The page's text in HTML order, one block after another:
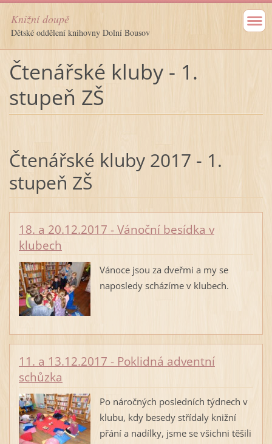
Knižní doupě
Dětské oddělení knihovny Dolní Bousov
Čtenářské kluby - 1.
stupeň ZŠ
Čtenářské kluby 2017 - 1.
stupeň ZŠ
18. a 20.12.2017 - Vánoční besídka v
klubech
Vánoce jsou za dveřmi a my se
naposledy scházíme v klubech.
11. a 13.12.2017 - Poklidná adventní
schůzka
Po náročných posledních týdnech v
klubu, kdy besedy střídaly knižní
přání a nadílky, jsme se všichni těšili